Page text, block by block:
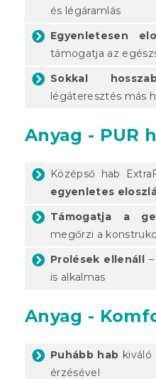
és légáramlás
Egyenletesen
támogatja az
Sokkal
légáteresztés más
Anyag - PUR
Középső hab
egyenletes
Támogatja a
megőrzi a
Prolések ellenáll
is alkalmas
Anyag -
Puhább hab kiváló
érzésével